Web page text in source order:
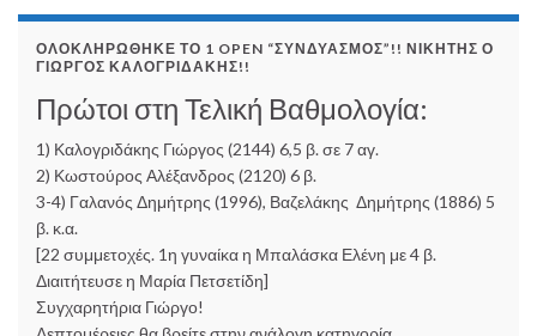
ΟΛΟΚΛΗΡΏΘΗΚΕ ΤΟ 1 OPEN “ΣΥΝΔΥΑΣΜΌΣ”!! ΝΙΚΗΤΉΣ Ο
ΓΙΏΡΓΟΣ ΚΑΛΟΓΡΙΔΆΚΗΣ!!
Πρώτοι στη Τελική Βαθμολογία:
1) Καλογριδάκης Γιώργος (2144) 6,5 β. σε 7 αγ.
2) Κωστούρος Αλέξανδρος (2120) 6 β.
3-4) Γαλανός Δημήτρης (1996), Βαζελάκης Δημήτρης (1886) 5
β. κ.α.
[22 συμμετοχές. 1η γυναίκα η Μπαλάσκα Ελένη με 4 β.
Διαιτήτευσε η Μαρία Πετσετίδη]
Συγχαρητήρια Γιώργο!